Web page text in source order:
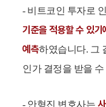
- 비트코인 투자로
기준을 적용할 수 있
예측하였습니다. 그
인가 결정을 받을
- 안형진 변호사는